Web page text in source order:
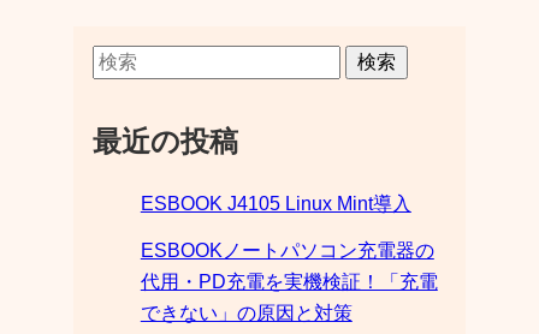
検索
最近の投稿
ESBOOK J4105 Linux Mint導入
ESBOOKノートパソコン充電器の
代用・PD充電を実機検証！「充電
できない」の原因と対策